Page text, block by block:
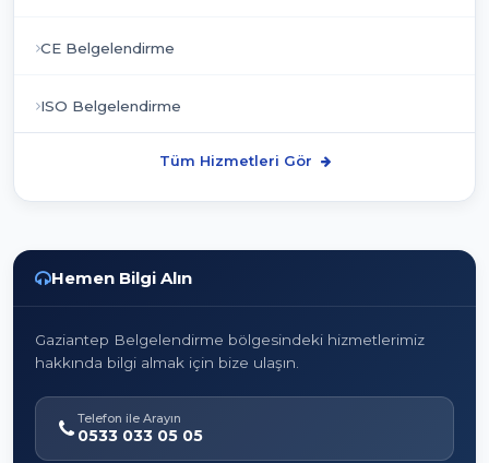
CE Belgelendirme
ISO Belgelendirme
Tüm Hizmetleri Gör
Hemen Bilgi Alın
Gaziantep Belgelendirme bölgesindeki hizmetlerimiz
hakkında bilgi almak için bize ulaşın.
Telefon ile Arayın
0533 033 05 05